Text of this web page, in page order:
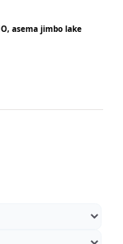
asema jimbo lake